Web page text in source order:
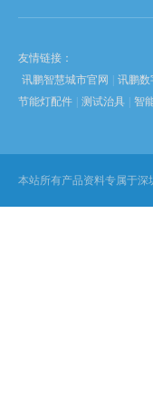
友情链接：
讯鹏智慧城市官网
讯鹏数
节能灯配件
测试治具 智
本站所有产品资料专属于